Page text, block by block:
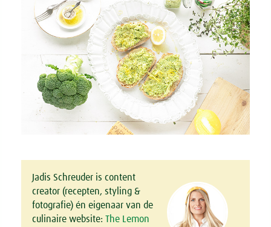
Jadis Schreuder is content
creator (recepten, styling &
fotografie) én eigenaar van de
culinaire website: The Lemon